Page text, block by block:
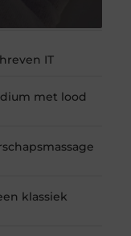
IT
met lood
klassiek